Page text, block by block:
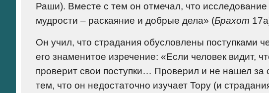
Раши). Вместе с тем он отмечал, что
мудрости – раскаяние и добрые дела» (Брахот
Он учил, что страдания обусловлены поступками
его знаменитое изречение: «Если человек видит,
проверит свои поступки… Проверил и не нашел за
тем, что он недостаточно изучает Тору (и